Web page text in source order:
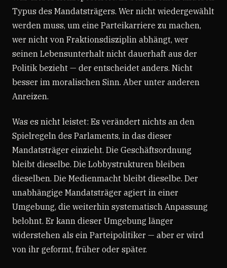
Typus des Mandatsträgers. Wer nicht wiedergewählt
werden muss, um eine Parteikarriere zu machen,
wer nicht von Fraktionsdisziplin abhängt, wer
seinen Lebensunterhalt nicht dauerhaft aus der
Politik bezieht — der entscheidet anders. Nicht
besser im moralischen Sinn. Aber unter anderen
Anreizen.
Was es nicht leistet: Es verändert nichts an den
Spielregeln des Parlaments, in das dieser
Mandatsträger einzieht. Die Geschäftsordnung
bleibt dieselbe. Die Lobbystrukturen bleiben
dieselben. Die Medienmacht bleibt dieselbe. Der
unabhängige Mandatsträger agiert in einer
Umgebung, die weiterhin systematisch Anpassung
belohnt. Er kann dieser Umgebung länger
widerstehen als ein Parteipolitiker — aber er wird
von ihr geformt, früher oder später.